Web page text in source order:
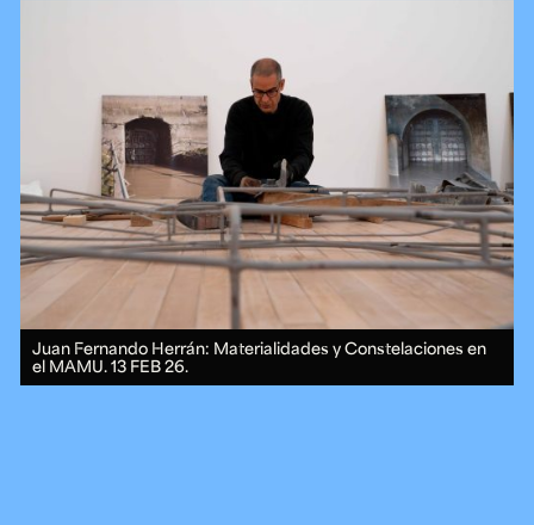
Juan Fernando Herrán: Materialidades y Constelaciones en
el MAMU.13 FEB 26.